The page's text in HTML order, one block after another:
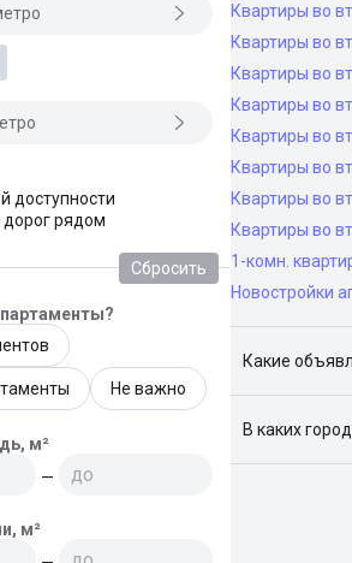
доступности
рядом
Сбросить
Не важно
м²
—
м²
Квартиры во
Квартиры во
Квартиры во
Квартиры во
Квартиры во
Квартиры во
Квартиры во
Квартиры во
1-комн.
Новостройки
Какие
В каких